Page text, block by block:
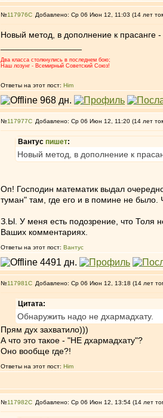
№117976 Добавлено: Ср 06 Июн 12, 11:03 (14 лет
Новый метод, в дополнение к прасанге
Два класса столкнулись в последнем бою;
Наш лозунг - Всемирный Советский Союз!
Ответы на этот пост: Him
№117977 Добавлено: Ср 06 Июн 12, 11:20 (14 лет
Вантус пишет:
Новый метод, в дополнение к
Оп! Господин математик выдал
туман" там, где его и в помине не
З.Ы. У меня есть подозрение, что Толя
Ваших комментариях.
Ответы на этот пост: Вантус
№117981 Добавлено: Ср 06 Июн 12, 13:18 (14 лет
Цитата:
Обнаружить надо не дхармадхату.
Прям дух захватило)))
А что это такое - "НЕ дхармадхату"?
Оно вообще где?!
Ответы на этот пост: Him
№117982 Добавлено: Ср 06 Июн 12, 13:54 (14 лет